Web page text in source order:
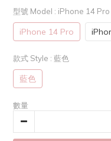
型號 Model : iPhone 14 Pro
iPhone 14 Pro
款式 Style : 藍色
藍色
數量